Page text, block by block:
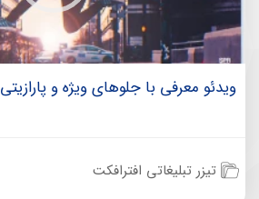
ویدئو معرفی با جلوهای ویژه و پارازیتی
تیزر تبلیغاتی افترافکت